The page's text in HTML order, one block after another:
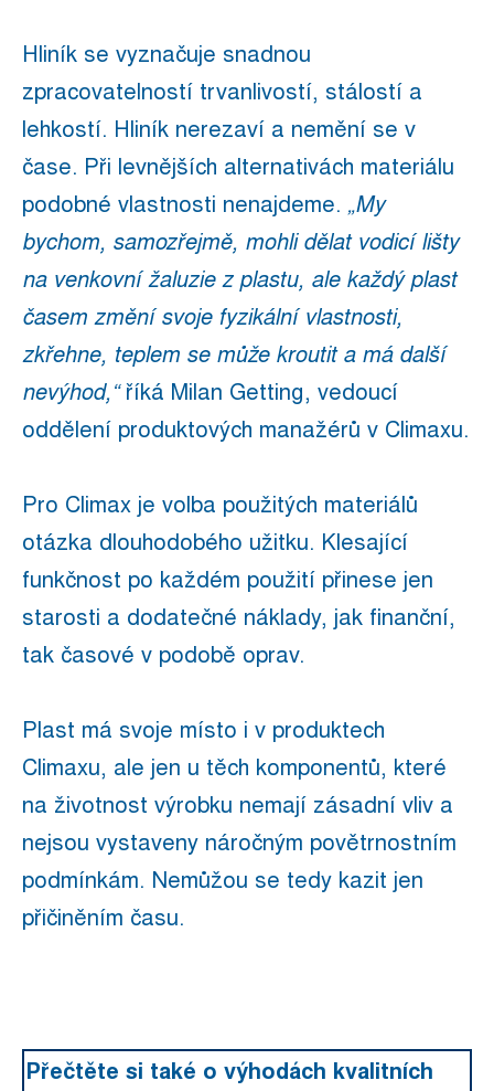
Hliník se vyznačuje snadnou
zpracovatelností trvanlivostí, stálostí a
lehkostí. Hliník nerezaví a nemění se v
čase. Při levnějších alternativách materiálu
podobné vlastnosti nenajdeme. „My
bychom, samozřejmě, mohli dělat vodicí lišty
na venkovní žaluzie z plastu, ale každý plast
časem změní svoje fyzikální vlastnosti,
zkřehne, teplem se může kroutit a má další
nevýhod,“říká Milan Getting, vedoucí
oddělení produktových manažérů v Climaxu.
Pro Climax je volba použitých materiálů
otázka dlouhodobého užitku. Klesající
funkčnost po každém použití přinese jen
starosti a dodatečné náklady, jak finanční,
tak časové v podobě oprav.
Plast má svoje místo i v produktech
Climaxu, ale jen u těch komponentů, které
na životnost výrobku nemají zásadní vliv a
nejsou vystaveny náročným povětrnostním
podmínkám. Nemůžou se tedy kazit jen
přičiněním času.
Přečtěte si také o výhodách kvalitních